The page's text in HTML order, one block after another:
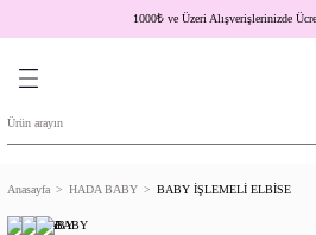
1000₺ve Üzeri Alışverişlerinizde
Anasayfa HADA BABY BABY İŞLEMELİ ELBİSE